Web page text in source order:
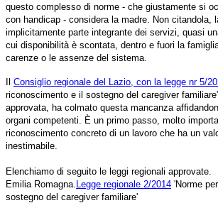
questo complesso di norme - che giustamente si
con handicap - considera la madre. Non citandola,
implicitamente parte integrante dei servizi, quasi
cui disponibilità è scontata, dentro e fuori la
carenze o le assenze del sistema.
Consiglio regionale del Lazio, con la legge nr 5/
riconoscimento e il sostegno del caregiver
approvata, ha colmato questa mancanza
organi competenti. È un primo passo, molto
riconoscimento concreto di un lavoro che ha un
inestimabile.
Elenchiamo di seguito le leggi regionali approvate.
Emilia Romagna.
Legge regionale 2/2014 'Norme
sostegno del caregiver familiare'